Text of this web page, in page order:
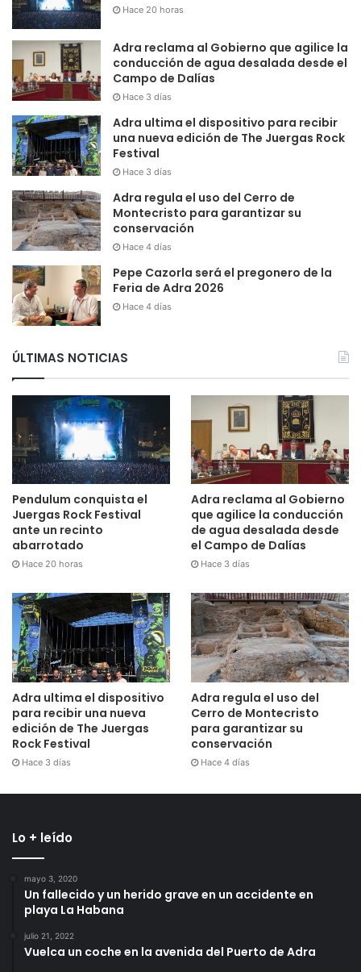
Hace 20 horas
Adra reclama al Gobierno que agilice la
conducción de agua desalada desde el
Campo de Dalías
Hace 3 días
Adra ultima el dispositivo para recibir
una nueva edición de The Juergas Rock
Festival
Hace 3 días
Adra regula el uso del Cerro de
Montecristo para garantizar su
conservación
Hace 4 días
Pepe Cazorla será el pregonero de la
Feria de Adra 2026
Hace 4 días
ÚLTIMAS NOTICIAS
Pendulum conquista el
Juergas Rock Festival
ante un recinto
abarrotado
Hace 20 horas
Adra reclama al Gobierno
que agilice la conducción
de agua desalada desde
el Campo de Dalías
Hace 3 días
Adra ultima el dispositivo
para recibir una nueva
edición de The Juergas
Rock Festival
Hace 3 días
Adra regula el uso del
Cerro de Montecristo
para garantizar su
conservación
Hace 4 días
Lo + leído
mayo 3, 2020
Un fallecido y un herido grave en un accidente en
playa La Habana
julio 21, 2022
Vuelca un coche en la avenida del Puerto de Adra